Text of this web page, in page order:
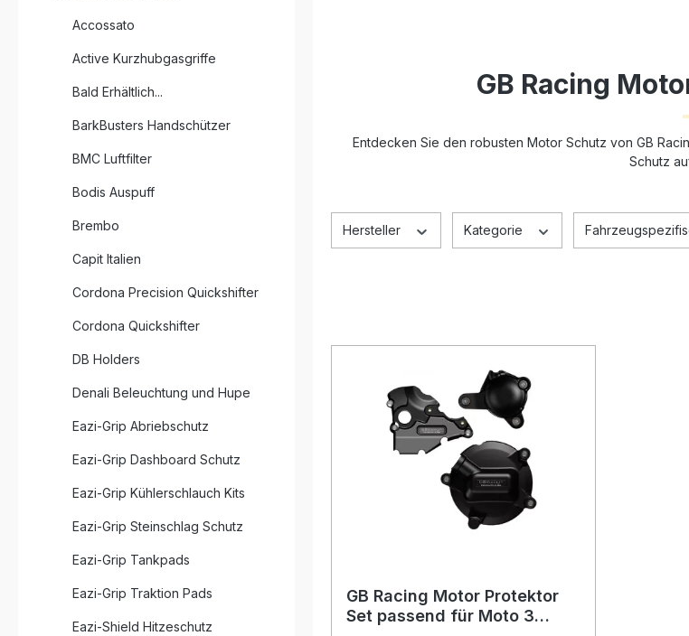
Accossato
Active Kurzhubgasgriffe
Bald Erhältlich...
BarkBusters Handschützer
BMC Luftfilter
Bodis Auspuff
Brembo
Capit Italien
Cordona Precision Quickshifter
Cordona Quickshifter
DB Holders
Denali Beleuchtung und Hupe
Eazi-Grip Abriebschutz
Eazi-Grip Dashboard Schutz
Eazi-Grip Kühlerschlauch Kits
Eazi-Grip Steinschlag Schutz
Eazi-Grip Tankpads
Eazi-Grip Traktion Pads
Eazi-Shield Hitzeschutz
GB Racing
Entdecken Sie den robusten Motor Schutz von GB
Schutz
Hersteller Kategorie
GB Racing Motor Protektor
Set passend für Moto 3